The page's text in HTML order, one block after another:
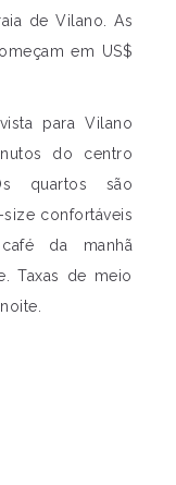
de Vilano. As
em US$
para Vilano
do centro
quartos são
confortáveis
da manhã
Taxas de meio